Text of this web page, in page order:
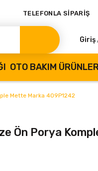
TELEFONLA SİPARİŞ
Giriş
OTO BAKIM
Mette Marka 409P1242
Ön Porya